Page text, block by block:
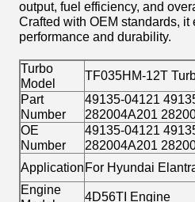
output, fuel efficiency, and
Crafted with OEM standards, it
performance and durability.
Turbo
Model
TF035HM-12T
Part
Number
49135-04121
282004A201
OE
Number
49135-04121
282004A201
ApplicationFor Hyundai
Engine
4D56TI Engine